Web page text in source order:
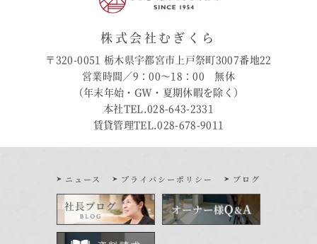
株式会社むぎくら
〒320-0051 栃木県宇都宮市上戸祭町3007番地22
営業時間／9：00〜18：00 無休
（年末年始・GW・夏期休暇を除く）
本社TEL.028-643-2331
賃貸管理TEL.028-678-9011
ニュース プライバシーポリシー ブログ